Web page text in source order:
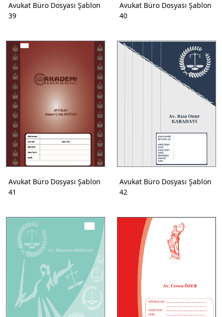
Avukat Büro Dosyası Şablon
39
Avukat Büro Dosyası Şablon
40
Avukat Büro Dosyası Şablon
41
Avukat Büro Dosyası Şablon
42